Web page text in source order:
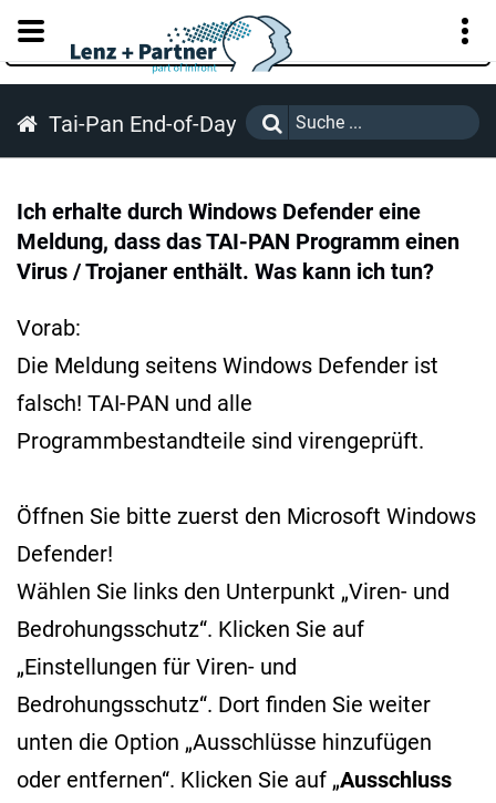
KUNDENPORTAL
Tai-Pan End-of-Day
Ich erhalte durch Windows Defender eine
Meldung, dass das TAI-PAN Programm einen
Virus / Trojaner enthält. Was kann ich tun?
Vorab:
Die Meldung seitens Windows Defender ist
falsch! TAI-PAN und alle
Programmbestandteile sind virengeprüft.
Öffnen Sie bitte zuerst den Microsoft Windows
Defender!
Wählen Sie links den Unterpunkt „Viren- und
Bedrohungsschutz“. Klicken Sie auf
„Einstellungen für Viren- und
Bedrohungsschutz“. Dort finden Sie weiter
unten die Option „Ausschlüsse hinzufügen
oder entfernen“. Klicken Sie auf „Ausschluss